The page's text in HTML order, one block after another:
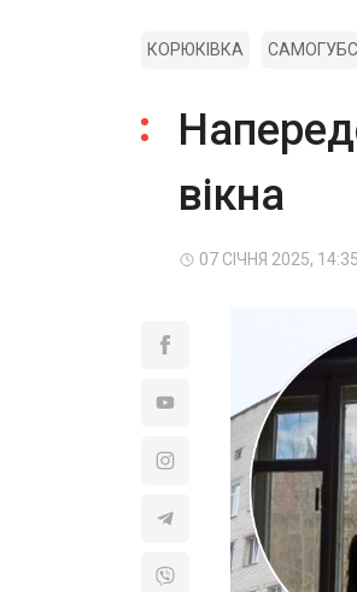
КОРЮКІВКА
вікна
07 СІЧНЯ 2025, 14:35